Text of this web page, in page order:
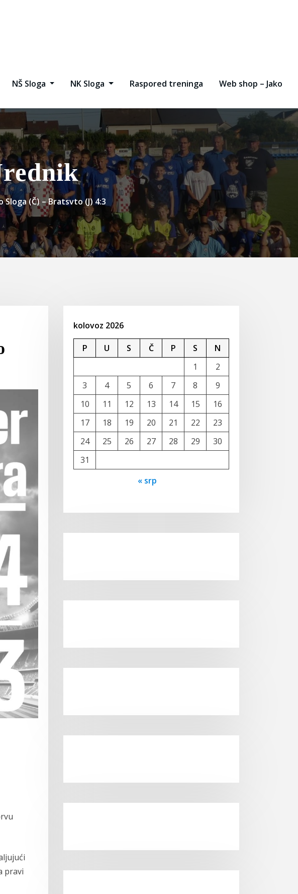
NŠ Sloga NK Sloga Raspored treninga Web shop – Jako
(Č) – Bratsvto (J) 4:3
pravi
kolovoz 2026
P U S Č P S
N
1
2
3
4 5 6 7 8
9
10
11 12 13 14 15
16
17
18 19 20 21 22
23
24
25 26 27 28 29
30
31
« srp